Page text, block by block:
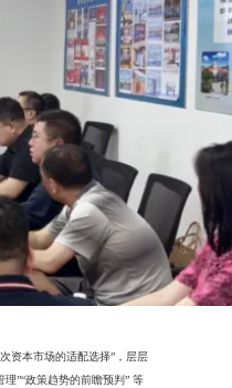
资本市场的适配选择”，层层
”“政策趋势的前瞻预判” 等